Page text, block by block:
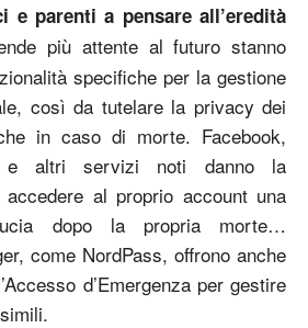
e parenti a pensare all’eredità
più attente al futuro stanno
specifiche per la gestione
così da tutelare la privacy dei
in caso di morte. Facebook,
e altri servizi noti danno la
al proprio account una
dopo la propria morte…
come NordPass, offrono anche
d’Emergenza per gestire